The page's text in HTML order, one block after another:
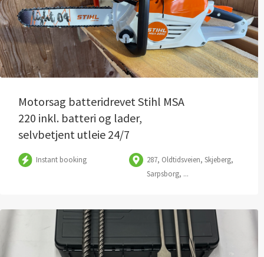
Motorsag batteridrevet Stihl MSA
220 inkl. batteri og lader,
selvbetjent utleie 24/7
Instant booking
287, Oldtidsveien, Skjeberg,
Sarpsborg, ...